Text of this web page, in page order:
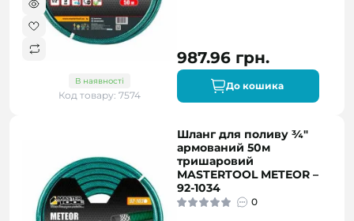
В наявності
Код товару: 7574
987.96 грн.
До кошика
Шланг для поливу ¾"
армований 50м
тришаровий
MASTERTOOL METEOR –
92-1034
0